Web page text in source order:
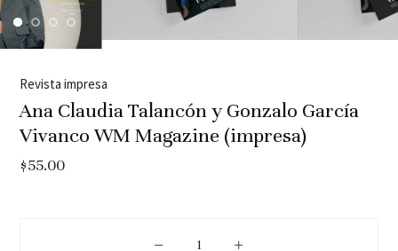
Revista impresa
Ana Claudia Talancón y Gonzalo García
Vivanco WM Magazine (impresa)
$55.00